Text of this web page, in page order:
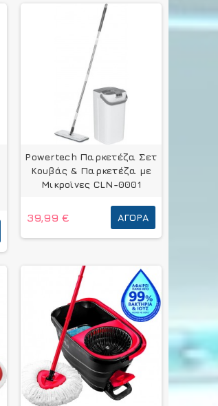
Powertech Παρκετέζα Σετ
Κουβάς & Παρκετέζα με
Μικροϊνες CLN-0001
39,99 € ΑΓΟΡΆ